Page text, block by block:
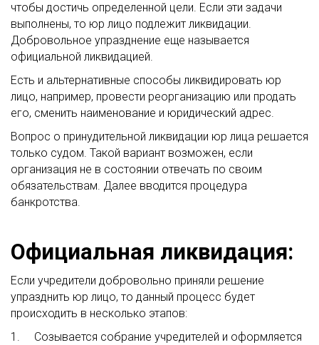
чтобы достичь определенной цели. Если эти задачи
выполнены, то юр лицо подлежит ликвидации.
Добровольное упразднение еще называется
официальной ликвидацией.
Есть и альтернативные способы ликвидировать юр
лицо, например, провести реорганизацию или продать
его, сменить наименование и юридический адрес.
Вопрос о принудительной ликвидации юр лица решается
только судом. Такой вариант возможен, если
организация не в состоянии отвечать по своим
обязательствам. Далее вводится процедура
банкротства.
Официальная ликвидация:
Если учредители добровольно приняли решение
упразднить юр лицо, то данный процесс будет
происходить в несколько этапов:
1. Созывается собрание учредителей и оформляется